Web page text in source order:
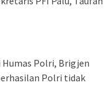
Humas Polri, Brigjen
Polri tidak